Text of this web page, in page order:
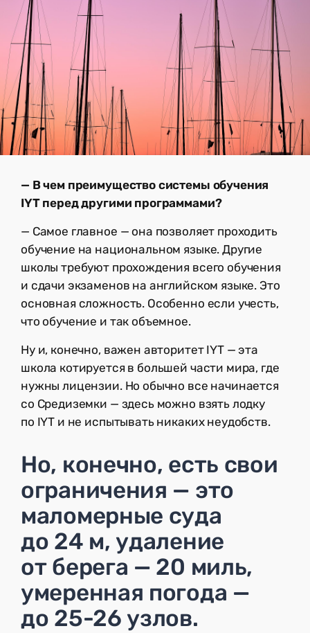
— В чем преимущество системы обучения
IYT перед другими программами?
— Самое главное — она позволяет проходить
обучение на национальном языке. Другие
школы требуют прохождения всего обучения
и сдачи экзаменов на английском языке. Это
основная сложность. Особенно если учесть,
что обучение и так объемное.
Ну и, конечно, важен авторитет IYT — эта
школа котируется в большей части мира, где
нужны лицензии. Но обычно все начинается
со Средиземки — здесь можно взять лодку
по IYT и не испытывать никаких неудобств.
Но, конечно, есть свои
ограничения — это
маломерные суда
до 24 м, удаление
от берега — 20 миль,
умеренная погода —
до 25-26 узлов.